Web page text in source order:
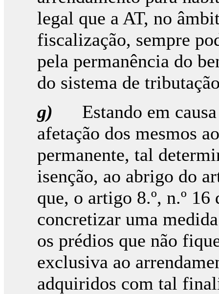
legal que a AT, no
fiscalização, sempre
pela permanência do
do sistema de
g) Estando em
afetação dos mesmos
permanente, tal
isenção, ao abrigo do
que, o artigo 8.º, n.º
concretizar uma
os prédios que não
exclusiva ao
adquiridos com tal